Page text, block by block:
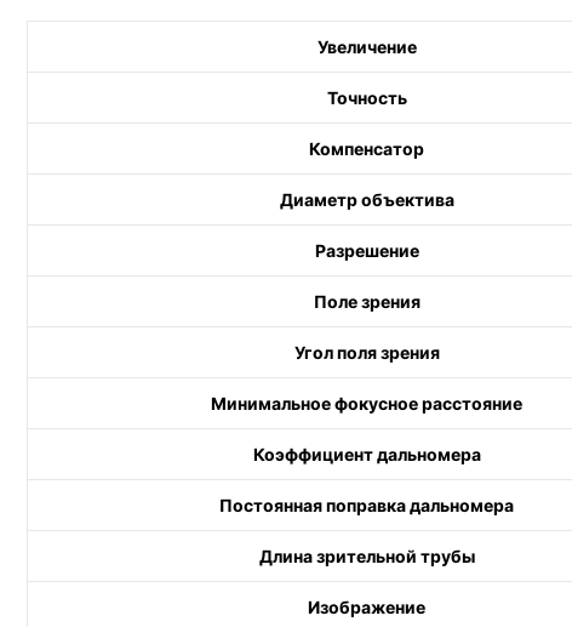
Увеличение
Точность
Компенсатор
Диаметр объектива
Разрешение
Поле зрения
Угол поля зрения
Минимальное фокусное расстояние
Коэффициент дальномера
Постоянная поправка дальномера
Длина зрительной трубы
Изображение